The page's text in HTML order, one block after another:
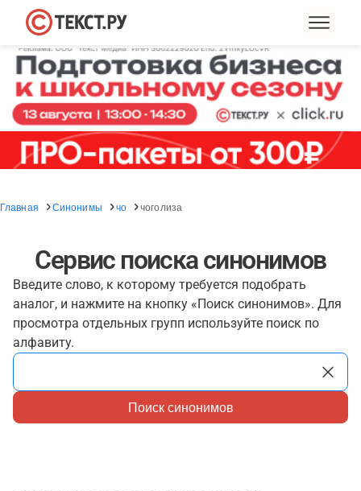
Главная Синонимы чо чоголиза
Сервис поиска синонимов
Введите слово, к которому требуется подобрать
аналог, и нажмите на кнопку «Поиск синонимов». Для
просмотра отдельных групп используйте поиск по
алфавиту.
Поиск синонимов